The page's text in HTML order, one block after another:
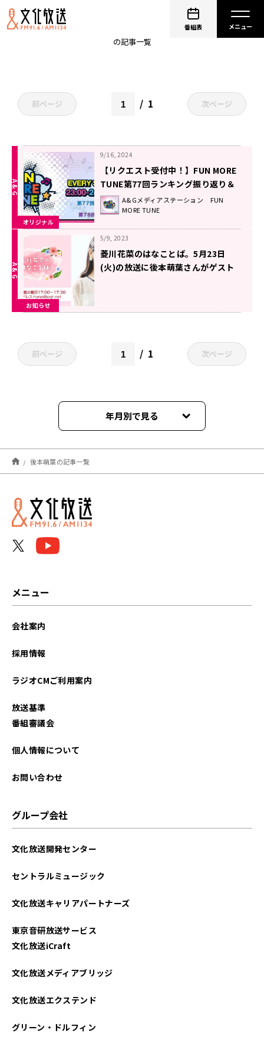
番組表
の記事一覧
前ページ 1 次ページ
オリジナル
9/16, 2024
【リクエスト受付中！】FUN MORE
TUNE第77回ランキング振り返り＆
第78回 注目楽曲紹介
A&Gメディアステーション FUN
MORE TUNE
お知らせ
5/9, 2023
菱川花菜のはなことば。5月23日
(火)の放送に後本萌葉さんがゲスト
前ページ 1 次ページ
年月別で見る
2024年09月
2023年05月
後本萌葉の記事一覧
メニュー
会社案内
採用情報
ラジオCMご利用案内
放送基準
番組審議会
個人情報について
お問い合わせ
グループ会社
文化放送開発センター
セントラルミュージック
文化放送キャリアパートナーズ
東京音研放送サービス
文化放送iCraft
文化放送メディアブリッジ
文化放送エクステンド
グリーン・ドルフィン